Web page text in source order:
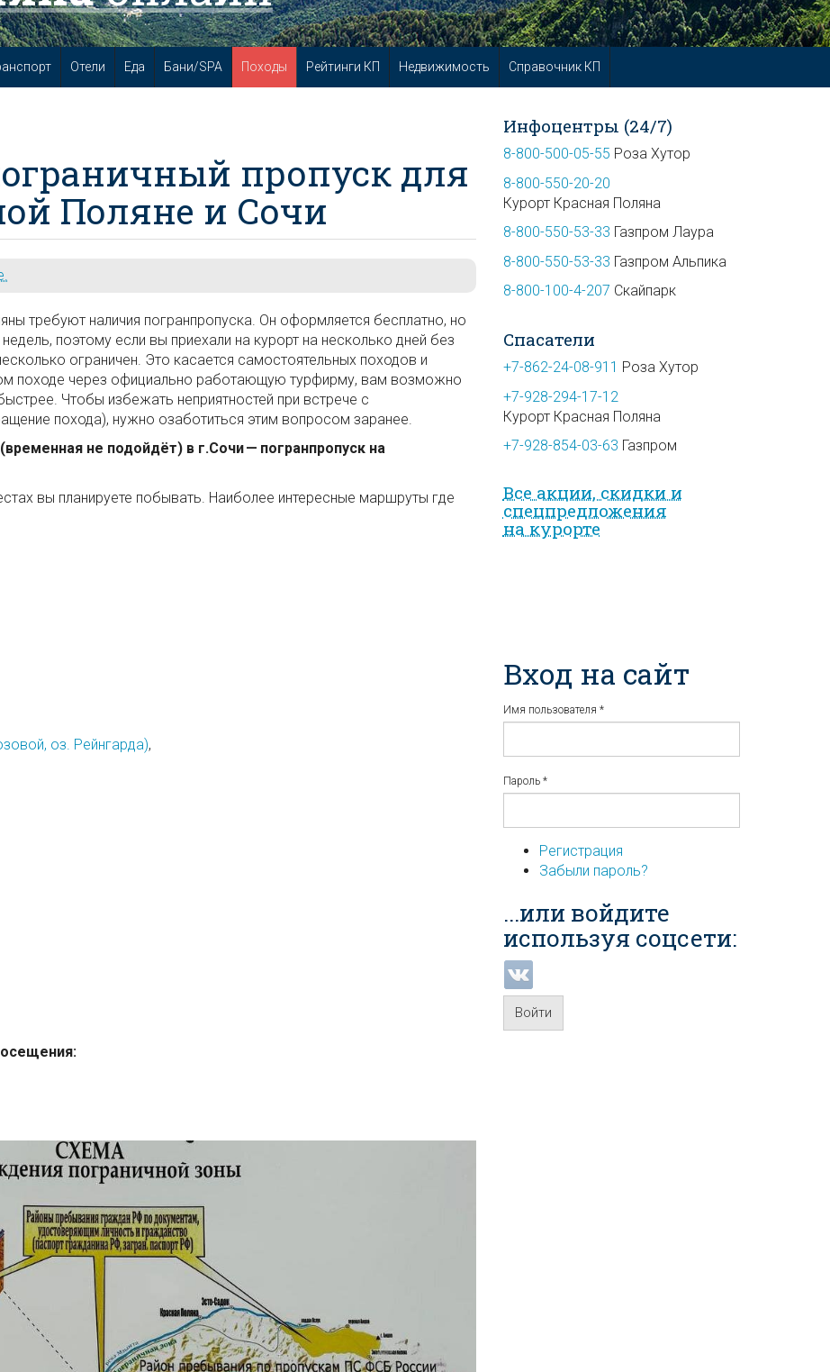
Отели Еда Бани/SPA Походы Рейтинги КП Недвижимость Справочник КП
пропуск для
Поляне и Сочи
требуют наличия погранпропуска. Он оформляется бесплатно, но
поэтому если вы приехали на курорт на несколько дней без
ограничен. Это касается самостоятельных походов и
походе через официально работающую турфирму, вам возможно
Чтобы избежать неприятностей при встрече с
похода), нужно озаботиться этим вопросом заранее.
не подойдёт) в г.Сочи — погранпропуск на
вы планируете побывать. Наиболее интересные маршруты где
оз. Рейнгарда),
Инфоцентры (24/7)
8-800-500-05-55 Роза Хутор
8-800-550-20-20
Курорт Красная Поляна
8-800-550-53-33 Газпром Лаура
8-800-550-53-33 Газпром Альпика
8-800-100-4-207 Скайпарк
Спасатели
+7-862-24-08-911 Роза Хутор
+7-928-294-17-12
Курорт Красная Поляна
+7-928-854-03-63 Газпром
Все акции, скидки и
спец­предложе­ния
на курорте
Вход на сайт
Имя пользователя *
Пароль *
Регистрация
Забыли пароль?
...или войдите
используя соцсети:
Войти